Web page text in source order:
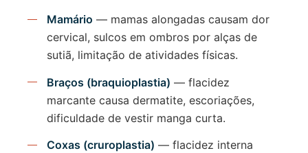
Mamário — mamas alongadas causam dor
cervical, sulcos em ombros por alças de
sutiã, limitação de atividades físicas.
Braços (braquioplastia) — flacidez
marcante causa dermatite, escoriações,
dificuldade de vestir manga curta.
Coxas (cruroplastia) — flacidez interna